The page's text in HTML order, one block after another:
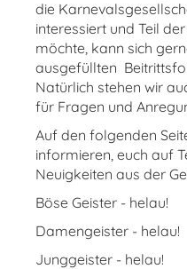
die
interessiert und Teil
möchte, kann sich
ausgefüllten
Natürlich stehen wir
für Fragen und
Auf den folgenden
informieren, euch auf
Neuigkeiten aus der
Böse Geister - helau!
Damengeister - helau!
Junggeister - helau!